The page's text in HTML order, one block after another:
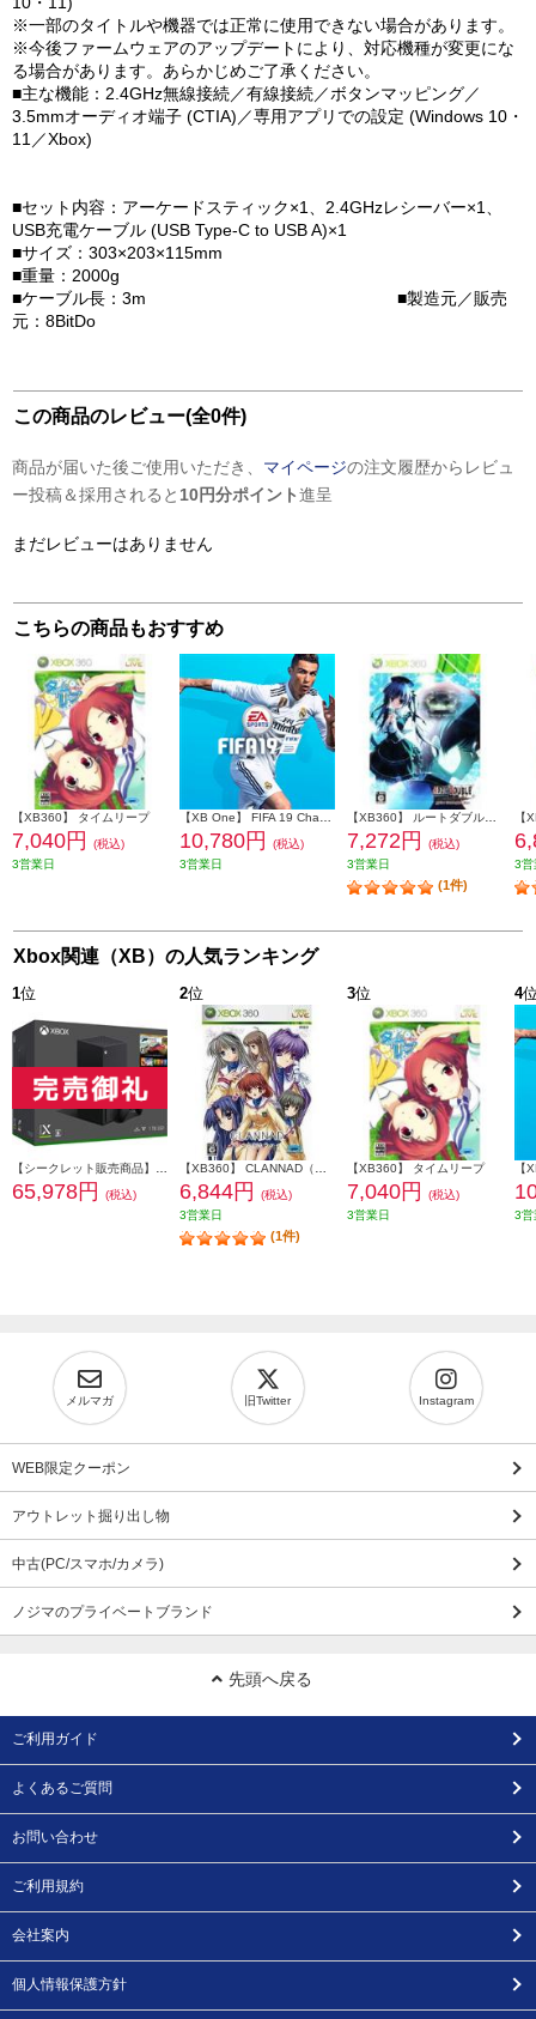
※一部のタイトルや機器では正常に使用できない場合があります。
※今後ファームウェアのアップデートにより、対応機種が変更にな
る場合があります。あらかじめご了承ください。
■主な機能：2.4GHz無線接続／有線接続／ボタンマッピング／
3.5mmオーディオ端子 (CTIA)／専用アプリでの設定 (Windows 10・
11／Xbox)
■セット内容：アーケードスティック×1、2.4GHzレシーバー×1、
USB充電ケーブル (USB Type-C to USB A)×1
■サイズ：303×203×115mm
■重量：2000g
■ケーブル長：3m ■製造元／販売
元：8BitDo
この商品のレビュー(全0件)
商品が届いた後ご使用いただき、 マイページの注文履歴からレビュ
ー投稿＆採用されると 10円分ポイント進呈
まだレビューはありません
こちらの商品もおすすめ
【XB360】 タイムリープ
7,040円
(税込)
3営業日
10,780円
(税込)
3営業日
7,272円
(税込)
3営業日
(1件)
3営
Xbox関連（XB）の人気ランキング
1位
65,978円 (税込)
2位
6,844円
(税込)
3営業日
(1件)
3位
【XB360】 タイムリープ
7,040円
(税込)
3営業日
4
3営
メルマガ 旧Twitter Instagram
WEB限定クーポン
アウトレット掘り出し物
中古(PC/スマホ/カメラ)
ノジマのプライベートブランド
先頭へ戻る
ご利用ガイド
よくあるご質問
お問い合わせ
ご利用規約
会社案内
個人情報保護方針